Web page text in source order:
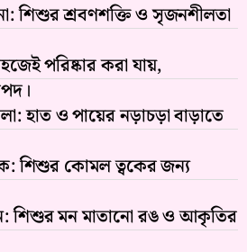
শিশুর শ্রবণশক্তি ও সৃজনশীলতা
পরিষ্কার করা যায়,
হাত ও পায়ের নড়াচড়া বাড়াতে
শিশুর কোমল ত্বকের জন্য
শিশুর মন মাতানো রঙ ও আকৃতির